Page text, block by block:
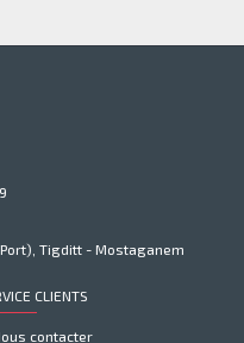
Tigditt - Mostaganem
CLIENTS
contacter